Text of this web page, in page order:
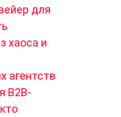
для
хаоса и
агентств
B2B-